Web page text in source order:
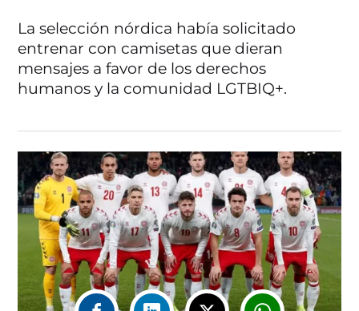
La selección nórdica había solicitado
entrenar con camisetas que dieran
mensajes a favor de los derechos
humanos y la comunidad LGTBIQ+.